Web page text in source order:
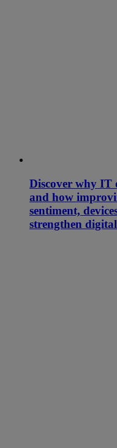
Discover why IT
and how
sentiment,
strengthen